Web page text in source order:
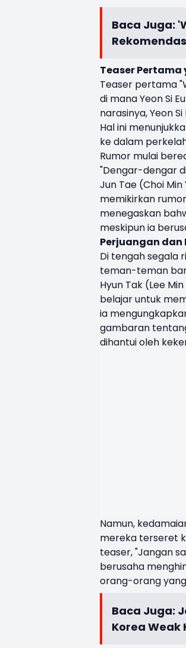
Baca Juga:
Teaser Pertama
Teaser pertama
di mana Yeon Si
narasinya, Yeon
Hal ini
ke dalam
Rumor mulai
"Dengar-dengar
Jun Tae (Choi
memikirkan rumor
menegaskan
meskipun ia
Perjuangan
Di tengah segala
teman-teman
Hyun Tak (Lee
belajar untuk
ia
gambaran
dihantui oleh
Namun,
mereka terseret
teaser, "Jangan
berusaha
orang-orang
Baca Juga:
Korea Weak